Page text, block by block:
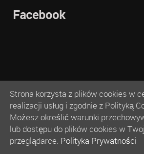
Facebook
Strona korzysta z plików cookies w
realizacji usług i zgodnie z Polityką
Możesz określić warunki
lub dostępu do plików cookies w
przeglądarce. Polityka Prywatności